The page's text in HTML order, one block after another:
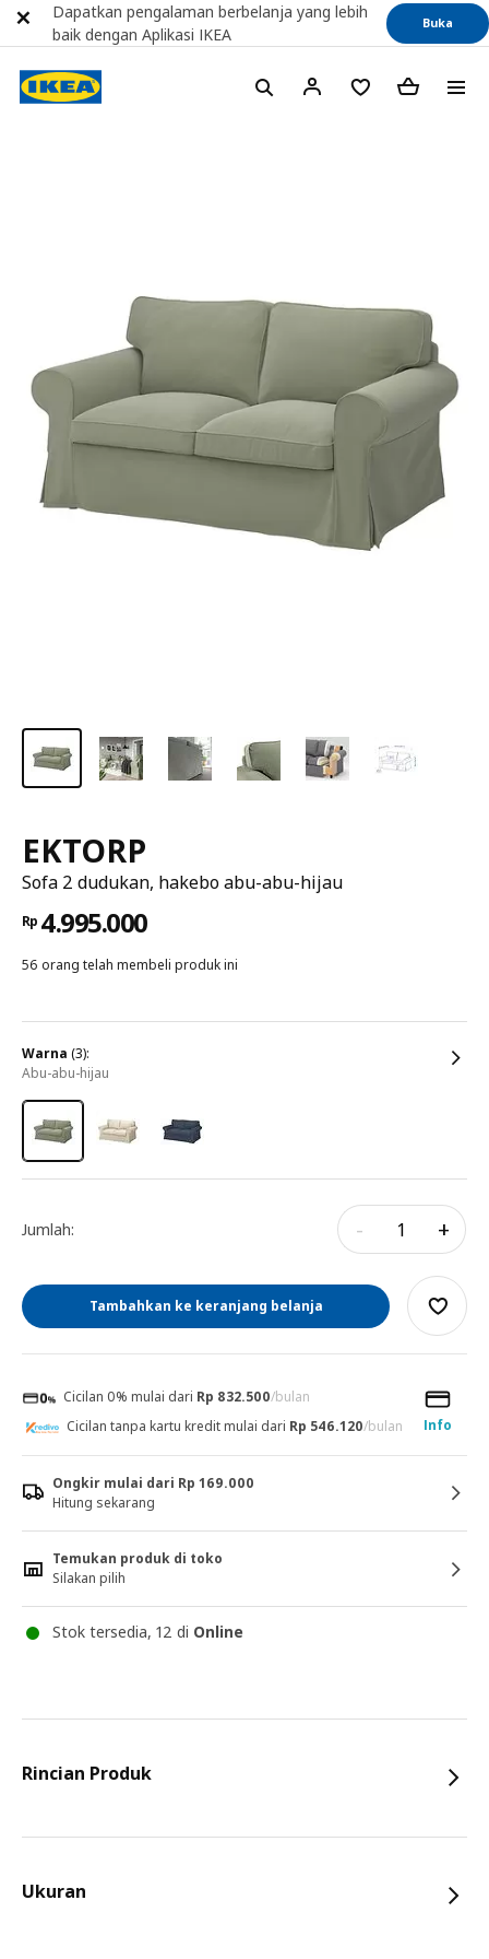
EKTORP
Sofa 2 dudukan, hakebo abu-abu-hijau
Rp 4.995.000
56 orang telah membeli produk ini
warna (3):
abu-abu-hijau
Jumlah: - +
Tambahkan ke keranjang belanja
Cicilan 0% mulai dari Rp 832.500/bulan
Info
Cicilan tanpa kartu kredit mulai dari Rp 546.120/bulan
Ongkir mulai dari Rp 169.000
Hitung sekarang
Temukan produk di toko
Silakan pilih
Stok tersedia, 12 di Online
Rincian Produk
Ukuran
Dapatkan pengalaman berbelanja yang lebih
baik dengan Aplikasi IKEA
Buka